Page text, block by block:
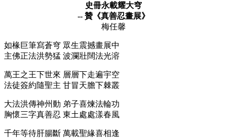
史冊永載耀大穹
-- 贊《真善忍畫展》
梅任馨
如椽巨筆寫蒼穹 眾生震撼畫展中
主佛正法洪勢猛 波瀾壯闊法光溶
萬王之王下世來 層層下走遍宇空
法徒簽約隨聖主 甘冒天膽下棘叢
大法洪傳神州動 弟子喜煉法輪功
胸懷三字真善忍 東土處處漾春風
千年等待肝腸斷 萬載聖緣喜相逢